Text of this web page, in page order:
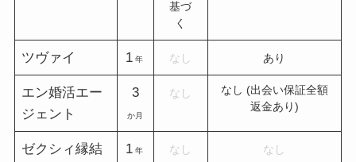
基づ
く
ツヴァイ 1 年 なし あり
エン婚活エー
ジェント
3
か月
なし
なし (出会い保証全額
返金あり)
ゼクシィ縁結
1 年 なし なし